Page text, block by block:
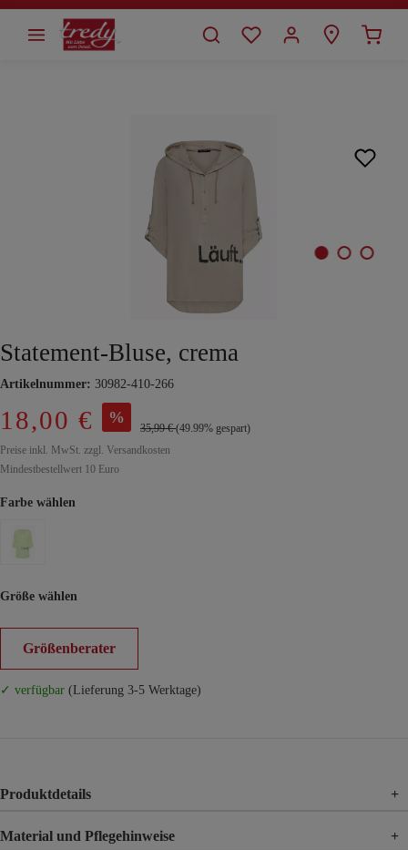
springen
Statement-Bluse, crema
Artikelnummer: 30982-410-266
18,00 € %
35,99 €(49.99% gespart)
Preise inkl. MwSt. zzgl. Versandkosten
Mindestbestellwert 10 Euro
Farbe wählen
Größe wählen
Größenberater
✓ verfügbar (Lieferung 3-5 Werktage)
Produktdetails +
Material und Pflegehinweise +